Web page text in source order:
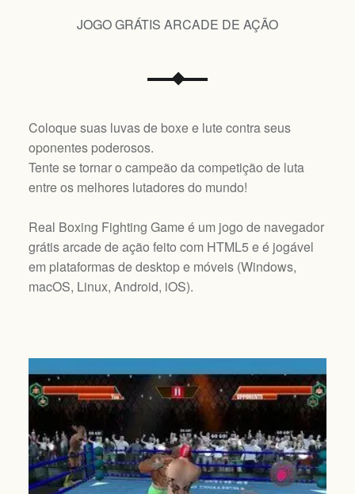
JOGO GRÁTIS ARCADE DE AÇÃO
Coloque suas luvas de boxe e lute contra seus
oponentes poderosos.
Tente se tornar o campeão da competição de luta
entre os melhores lutadores do mundo!
Real Boxing Fighting Game é um jogo de navegador
grátis arcade de ação feito com HTML5 e é jogável
em plataformas de desktop e móveis (Windows,
macOS, Linux, Android, iOS).